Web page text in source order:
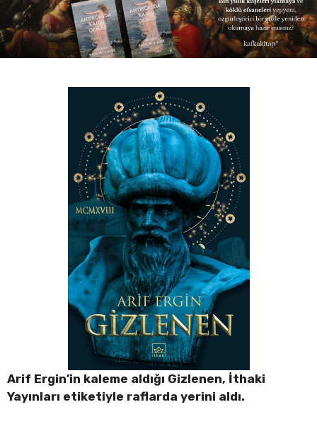
Arif Ergin’in kaleme aldığı Gizlenen, İthaki
Yayınları etiketiyle raflarda yerini aldı.